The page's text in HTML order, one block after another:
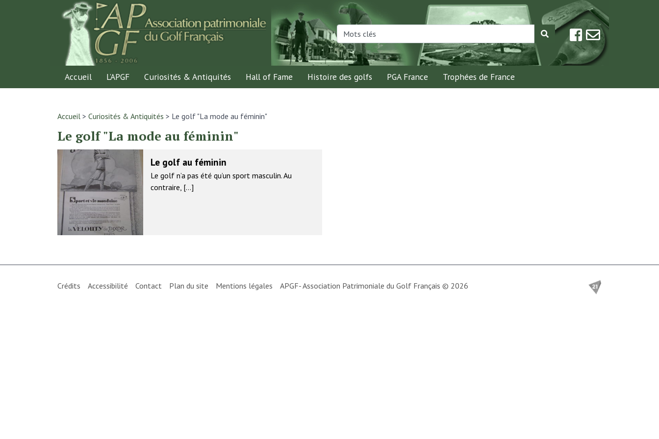
Accueil L’APGF Curiosités & Antiquités Hall of Fame Histoire des golfs PGA France Trophées de France
Accueil > Curiosités & Antiquités > Le golf "La mode au féminin"
Le golf "La mode au féminin"
Le golf au féminin
Le golf n’a pas été qu’un sport masculin. Au
contraire, […]
Crédits Accessibilité Contact Plan du site Mentions légales APGF- Association Patrimoniale du Golf Français © 2026